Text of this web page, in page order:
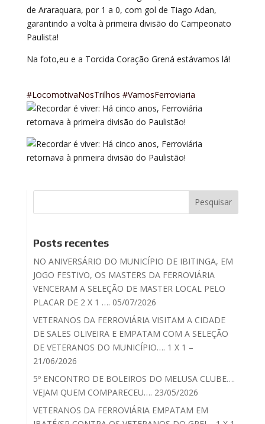
de Araraquara, por 1 a 0, com gol de Tiago Adan,
garantindo a volta à primeira divisão do Campeonato
Paulista!
Na foto,eu e a Torcida Coração Grená estávamos lá!
#LocomotivaNosTrilhos #VamosFerroviaria
Posts recentes
NO ANIVERSÁRIO DO MUNICÍPIO DE IBITINGA, EM
JOGO FESTIVO, OS MASTERS DA FERROVIÁRIA
VENCERAM A SELEÇÃO DE MASTER LOCAL PELO
PLACAR DE 2 X 1 …. 05/07/2026
VETERANOS DA FERROVIÁRIA VISITAM A CIDADE
DE SALES OLIVEIRA E EMPATAM COM A SELEÇÃO
DE VETERANOS DO MUNICÍPIO…. 1 X 1 –
21/06/2026
5º ENCONTRO DE BOLEIROS DO MELUSA CLUBE….
VEJAM QUEM COMPARECEU…. 23/05/2026
VETERANOS DA FERROVIÁRIA EMPATAM EM